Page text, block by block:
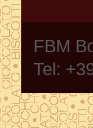
FBM
Tel: